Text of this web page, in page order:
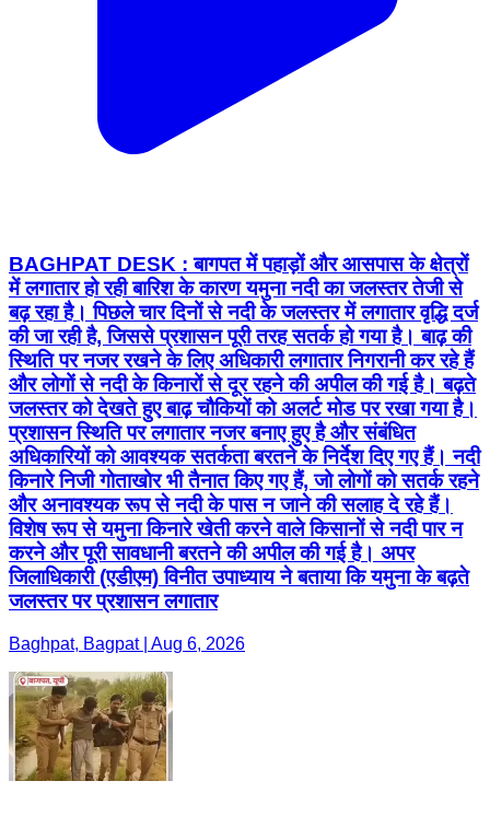
BAGHPAT DESK : बागपत में पहाड़ों और आसपास के क्षेत्रों
में लगातार हो रही बारिश के कारण यमुना नदी का जलस्तर तेजी से
बढ़ रहा है। पिछले चार दिनों से नदी के जलस्तर में लगातार वृद्धि दर्ज
की जा रही है, जिससे प्रशासन पूरी तरह सतर्क हो गया है। बाढ़ की
स्थिति पर नजर रखने के लिए अधिकारी लगातार निगरानी कर रहे हैं
और लोगों से नदी के किनारों से दूर रहने की अपील की गई है। बढ़ते
जलस्तर को देखते हुए बाढ़ चौकियों को अलर्ट मोड पर रखा गया है।
प्रशासन स्थिति पर लगातार नजर बनाए हुए है और संबंधित
अधिकारियों को आवश्यक सतर्कता बरतने के निर्देश दिए गए हैं। नदी
किनारे निजी गोताखोर भी तैनात किए गए हैं, जो लोगों को सतर्क रहने
और अनावश्यक रूप से नदी के पास न जाने की सलाह दे रहे हैं।
विशेष रूप से यमुना किनारे खेती करने वाले किसानों से नदी पार न
करने और पूरी सावधानी बरतने की अपील की गई है। अपर
जिलाधिकारी (एडीएम) विनीत उपाध्याय ने बताया कि यमुना के बढ़ते
जलस्तर पर प्रशासन लगातार
Baghpat, Bagpat | Aug 6, 2026